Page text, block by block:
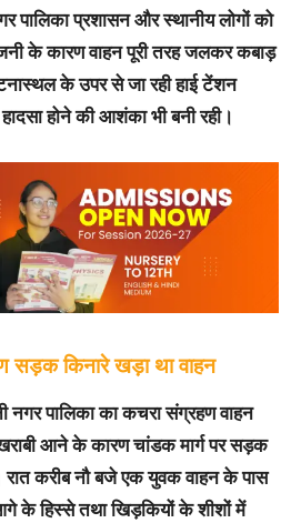
पालिका प्रशासन और स्थानीय लोगों को
के कारण वाहन पूरी तरह जलकर कबाड़
के उपर से जा रही हाई टेंशन
होने की आशंका भी बनी रही।
सड़क किनारे खड़ा था वाहन
नगर पालिका का कचरा संग्रहण वाहन
आने के कारण चांडक मार्ग पर सड़क
रात करीब नौ बजे एक युवक वाहन के पास
के हिस्से तथा खिड़कियों के शीशों में